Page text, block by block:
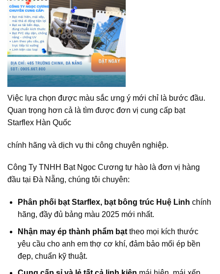
Việc lựa chọn được màu sắc ưng ý mới chỉ là bước đầu.
Quan trọng hơn cả là tìm được đơn vị cung cấp bạt
Starflex Hàn Quốc
chính hãng và dịch vụ thi công chuyên nghiệp.
Công Ty TNHH Bạt Ngọc Cương tự hào là đơn vị hàng
đầu tại Đà Nẵng, chúng tôi chuyên:
Phân phối bạt Starflex, bạt bông trúc Huệ Linh chính
hãng, đầy đủ bảng màu 2025 mới nhất.
Nhận may ép thành phẩm bạttheo mọi kích thước
yêu cầu cho anh em thợ cơ khí, đảm bảo mối ép bền
đẹp, chuẩn kỹ thuật.